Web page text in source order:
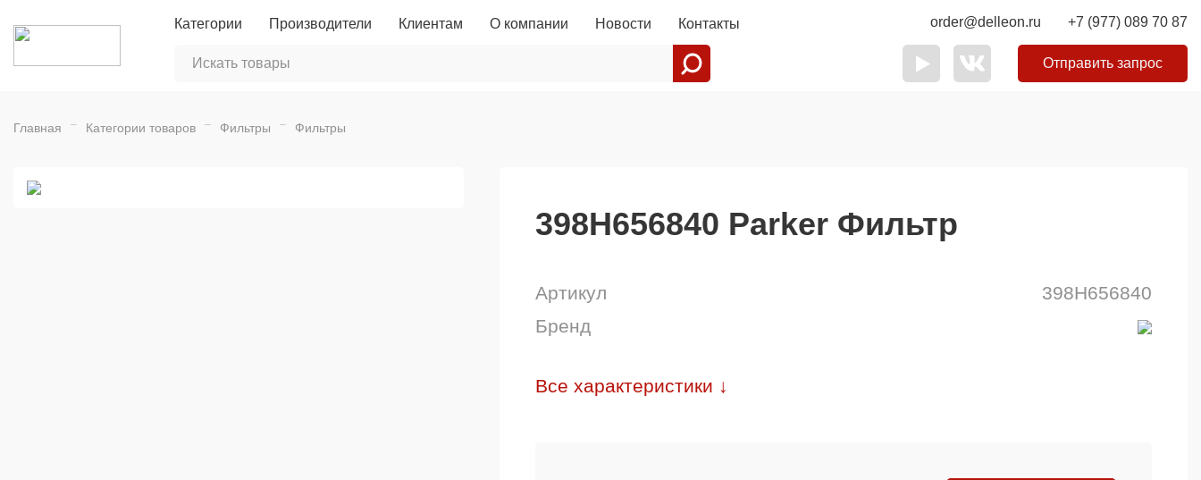
Категории Производители Клиентам О компании Новости Контакты order@delleon.ru +7 (977) 089 70 87
Отправить запрос
Главная Категории товаров Фильтры Фильтры
398H656840 Parker Фильтр
Артикул
398H656840
Бренд
Все характеристики ↓